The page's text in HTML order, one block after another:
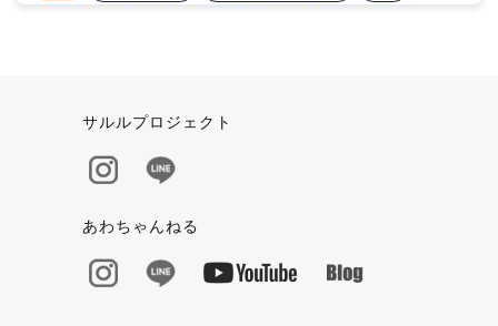
サルルプロジェクト
あわちゃんねる